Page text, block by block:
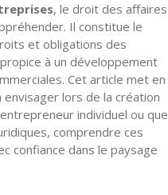
, le droit des affaires
Il constitue le
et obligations des
à un développement
Cet article met en
lors de la création
individuel ou que
comprendre ces
confiance dans le paysage